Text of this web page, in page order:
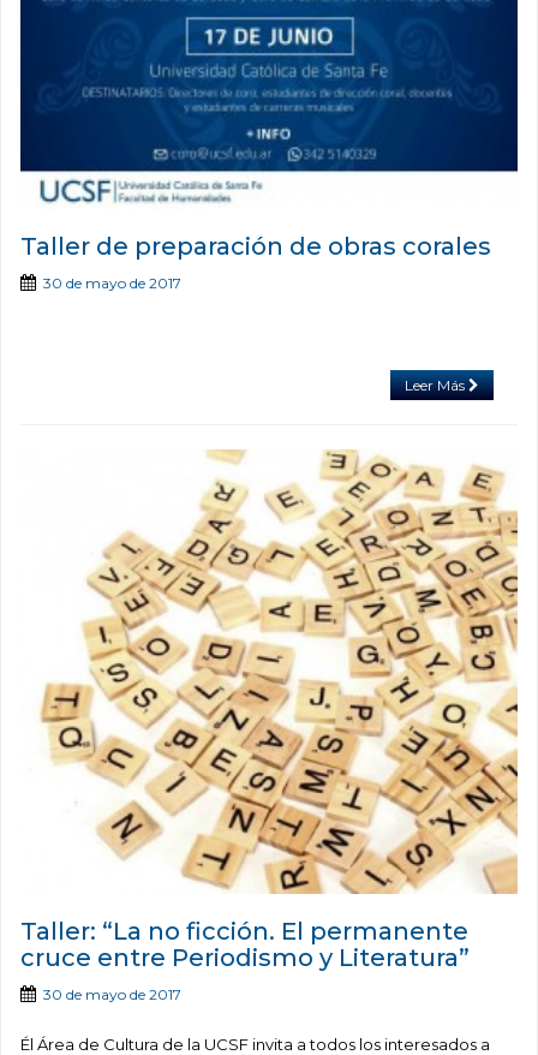
Taller de preparación de obras corales
30 de mayo de 2017
Leer Más
Taller: “La no ficción. El permanente
cruce entre Periodismo y Literatura”
30 de mayo de 2017
Él Área de Cultura de la UCSF invita a todos los interesados a